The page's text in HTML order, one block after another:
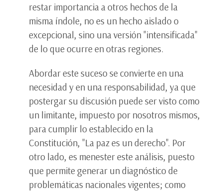
restar importancia a otros hechos de la
misma índole, no es un hecho aislado o
excepcional, sino una versión "intensificada"
de lo que ocurre en otras regiones.
Abordar este suceso se convierte en una
necesidad y en una responsabilidad, ya que
postergar su discusión puede ser visto como
un limitante, impuesto por nosotros mismos,
para cumplir lo establecido en la
Constitución, "La paz es un derecho". Por
otro lado, es menester este análisis, puesto
que permite generar un diagnóstico de
problemáticas nacionales vigentes; como